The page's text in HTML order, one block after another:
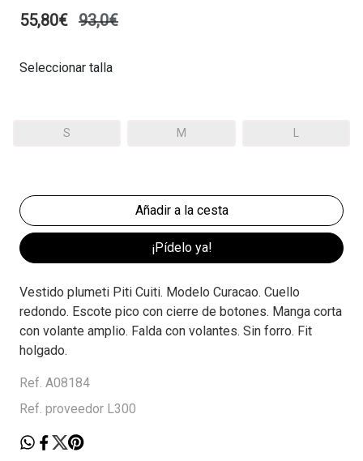
55,80€ 93,0€
Seleccionar talla
S M L
¡Pídelo ya!
Vestido plumeti Piti Cuiti. Modelo Curacao. Cuello
redondo. Escote pico con cierre de botones. Manga corta
con volante amplio. Falda con volantes. Sin forro. Fit
holgado.
Ref. A08184
Ref. proveedor L300